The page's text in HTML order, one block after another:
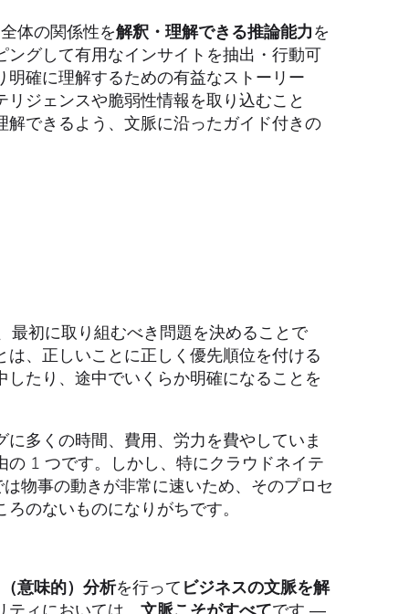
体の関係性を解釈・理解できる推論能力を
グして有用なインサイトを抽出・行動可
確に理解するための有益なストーリー
ジェンスや脆弱性情報を取り込むこと
解できるよう、文脈に沿ったガイド付きの
最初に取り組むべき問題を決めることで
、正しいことに正しく優先順位を付ける
たり、途中でいくらか明確になることを
多くの時間、費用、労力を費やしていま
1 つです。しかし、特にクラウドネイテ
物事の動きが非常に速いため、そのプロセ
のないものになりがちです。
意味的）分析を行って ビジネスの文脈を解